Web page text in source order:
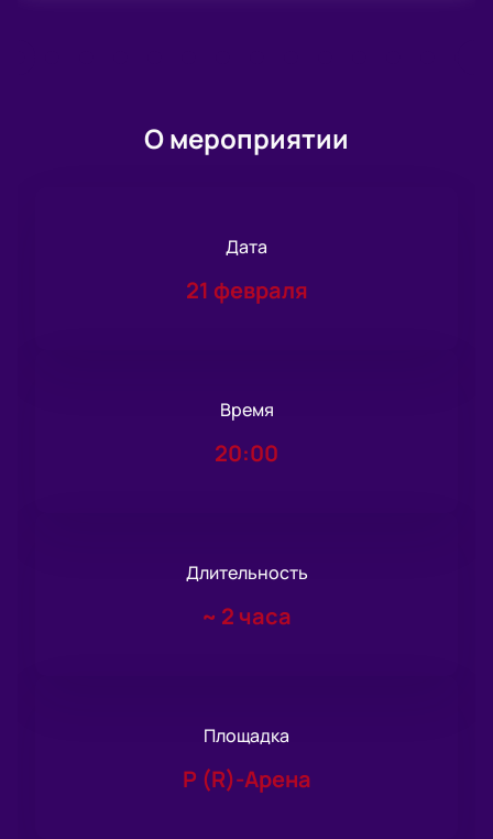
О мероприятии
Дата
21 февраля
Время
20:00
Длительность
~ 2 часа
Площадка
Р (R)-Арена